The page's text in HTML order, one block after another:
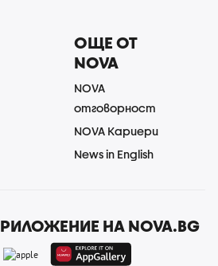
ОЩЕ ОТ
NOVA
NOVA
отговорност
NOVA Кариери
News in English
НА NOVA.BG